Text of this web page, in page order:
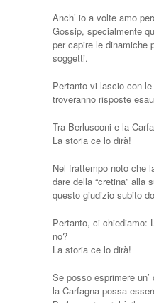
Anch’ io a volte amo
Gossip, specialmente
per capire le dinamiche
soggetti.
Pertanto vi lascio con
troveranno risposte
Tra Berlusconi e la
La storia ce lo dirà!
Nel frattempo noto che
dare della “cretina” alla
questo giudizio subito
Pertanto, ci chiediamo:
no?
La storia ce lo dirà!
Se posso esprimere
la Carfagna possa